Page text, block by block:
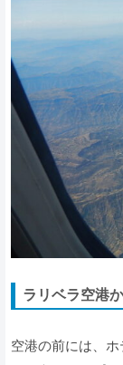
ラリベラ空港
空港の前には、